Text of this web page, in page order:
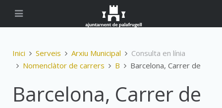
Inici Serveis Arxiu Municipal
Consulta en línia
Nomenclàtor de carrers
B Barcelona, Carrer de
Barcelona, Carrer de